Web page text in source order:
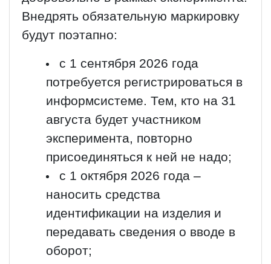
Внедрять обязательную маркировку
будут поэтапно:
с 1 сентября 2026 года
потребуется регистрироваться в
информсистеме. Тем, кто на 31
августа будет участником
эксперимента, повторно
присоединяться к ней не надо;
с 1 октября 2026 года –
наносить средства
идентификации на изделия и
передавать сведения о вводе в
оборот;